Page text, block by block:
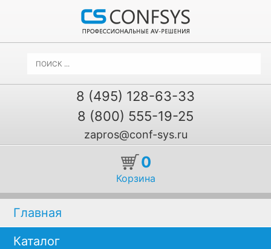
8 (495) 128-63-33
8 (800) 555-19-25
zapros@conf-sys.ru
0
Корзина
Главная
Каталог